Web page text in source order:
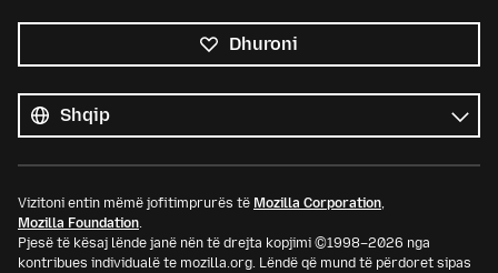
Dhuroni
gjuhët
Gjuhë
Vizitoni entin mëmë jofitimprurës të Mozilla Corporation,
Mozilla Foundation.
Pjesë të kësaj lënde janë nën të drejta kopjimi ©1998–2026 nga
kontribues individualë te mozilla.org. Lëndë që mund të përdoret sipas